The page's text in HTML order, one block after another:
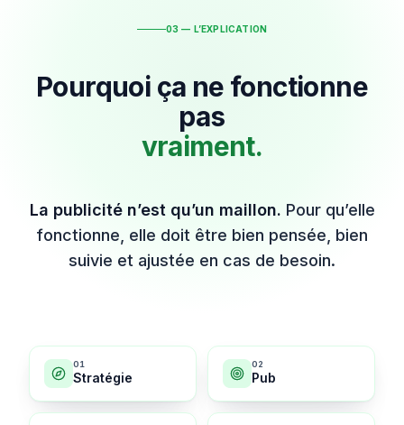
03 — L’EXPLICATION
Pourquoi ça ne fonctionne
pas
vraiment.
La publicité n’est qu’un maillon. Pour qu’elle
fonctionne, elle doit être bien pensée, bien
suivie et ajustée en cas de besoin.
01
Stratégie
02
Pub